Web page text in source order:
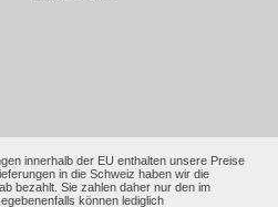
innerhalb der EU enthalten unsere Preise
in die Schweiz haben wir die
bezahlt. Sie zahlen daher nur den im
können lediglich